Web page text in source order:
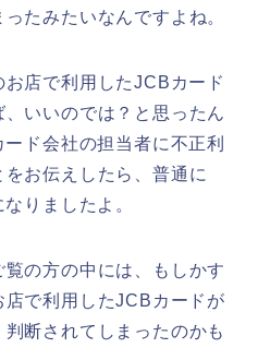
たみたいなんですよね。
店で利用したJCBカード
いいのでは？と思ったん
ド会社の担当者に不正利
お伝えしたら、普通に
りましたよ。
の方の中には、もしかす
で利用したJCBカードが
断されてしまったのかも